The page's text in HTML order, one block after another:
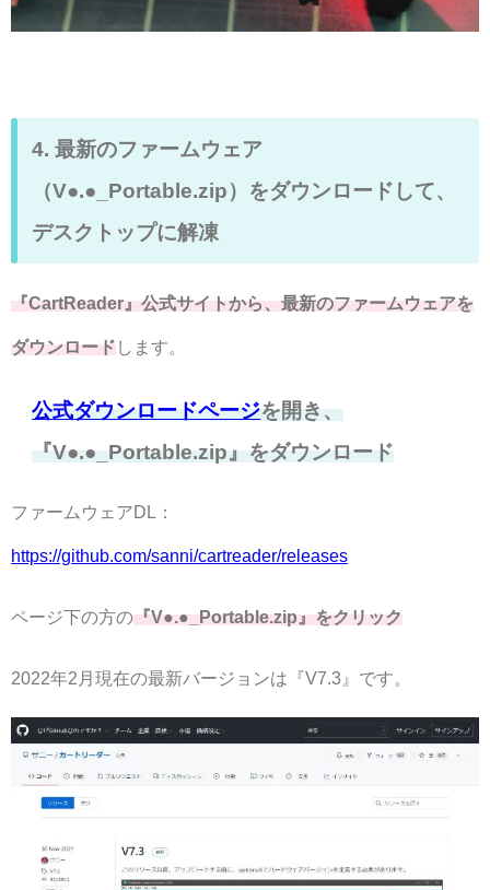
4. 最新のファームウェア
（V●.●_Portable.zip）をダウンロードして、
デスクトップに解凍
『CartReader』公式サイトから、最新のファームウェアを
ダウンロードします。
公式ダウンロードページを開き、
『V●.●_Portable.zip』をダウンロード
ファームウェアDL：
https://github.com/sanni/cartreader/releases
ページ下の方の『V●.●_Portable.zip』をクリック
2022年2月現在の最新バージョンは『V7.3』です。